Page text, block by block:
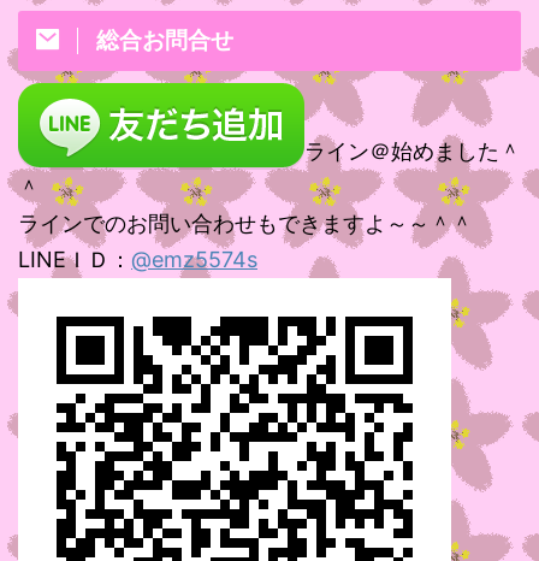
総合お問合せ
ライン＠始めました＾
＾
ラインでのお問い合わせもできますよ～～＾＾
LINEＩＤ： @emz5574s